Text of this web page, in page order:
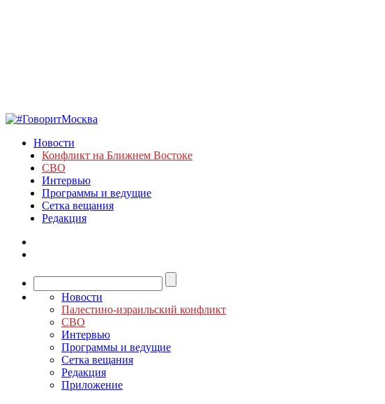
Новости
Конфликт на Ближнем Востоке
СВО
Интервью
Программы и ведущие
Сетка вещания
Редакция
Новости
Палестино-израильский конфликт
СВО
Интервью
Программы и ведущие
Сетка вещания
Редакция
Приложение